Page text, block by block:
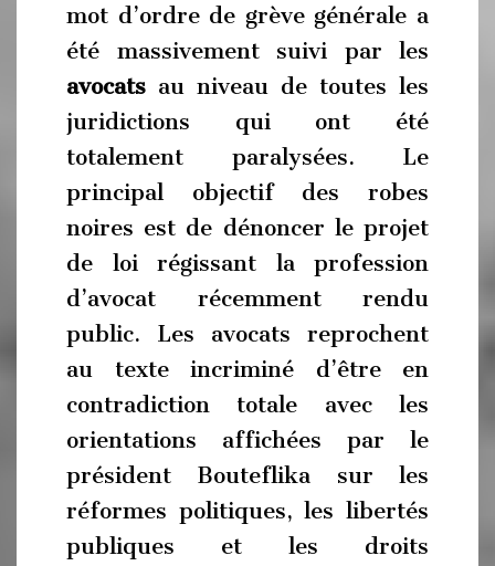
mot d’ordre de grève générale a
été massivement suivi par les
avocats au niveau de toutes les
juridictions qui ont été
totalement paralysées. Le
principal objectif des robes
noires est de dénoncer le projet
de loi régissant la profession
d’avocat récemment rendu
public. Les avocats reprochent
au texte incriminé d’être en
contradiction totale avec les
orientations affichées par le
président Bouteflika sur les
réformes politiques, les libertés
publiques et les droits